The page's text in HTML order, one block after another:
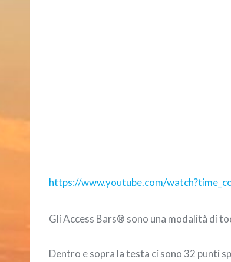
https://www.youtube.com/
Gli Access Bars® sono una modalità di
Dentro e sopra la testa ci sono 32 punti